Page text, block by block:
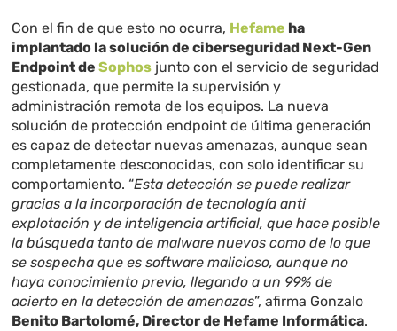
Con el fin de que esto no ocurra, Hefame ha
implantado la solución de ciberseguridad Next-Gen
Endpoint deSophos junto con el servicio de seguridad
gestionada, que permite la supervisión y
administración remota de los equipos. La nueva
solución de protección endpoint de última generación
es capaz de detectar nuevas amenazas, aunque sean
completamente desconocidas, con solo identificar su
comportamiento. “Esta detección se puede realizar
gracias a la incorporación de tecnología anti
explotación y de inteligencia artificial, que hace posible
la búsqueda tanto de malware nuevos como de lo que
se sospecha que es software malicioso, aunque no
haya conocimiento previo, llegando a un 99% de
acierto en la detección de amenazas”, afirma Gonzalo
Benito Bartolomé, Director de Hefame Informática.